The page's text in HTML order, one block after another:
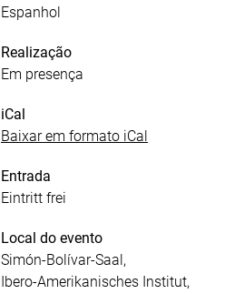
Espanhol
Realização
Em presença
iCal
Baixar em formato iCal
Entrada
Eintritt frei
Local do evento
Simón-Bolívar-Saal,
Ibero-Amerikanisches Institut,